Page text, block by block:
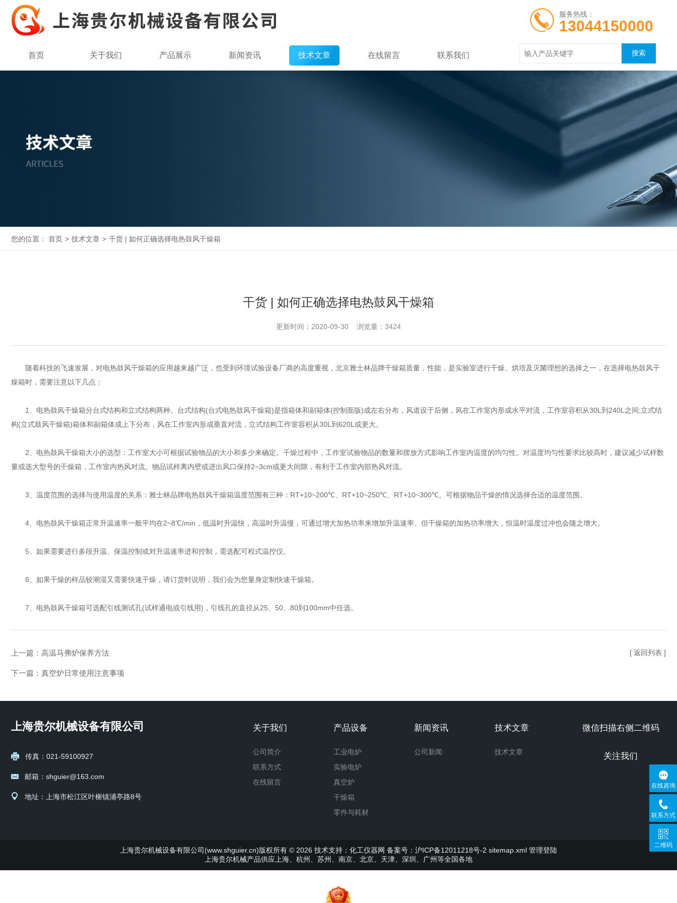
服务热线：
13044150000
首页 关于我们 产品展示 新闻资讯 技术文章 在线留言 联系我们
您的位置： 首页 > 技术文章 > 干货 | 如何正确选择电热鼓风干燥箱
干货 | 如何正确选择电热鼓风干燥箱
更新时间：2020-09-30 浏览量：3424
随着科技的飞速发展，对电热鼓风干燥箱的应用越来越广泛，也受到环境试验设备厂商的高度重视，北京雅士林品牌干燥箱质量，性能，是实验室进行干燥、烘培及灭菌理想的选择之一，在选择电热鼓风干
燥箱时，需要注意以下几点：
1、电热鼓风干燥箱分台式结构和立式结构两种。台式结构(台式电热鼓风干燥箱)是指箱体和副箱体(控制面版)成左右分布，风道设于后侧，风在工作室内形成水平对流，工作室容积从30L到240L之间;立式结
构(立式鼓风干燥箱)箱体和副箱体成上下分布，风在工作室内形成垂直对流，立式结构工作室容积从30L到620L或更大。
2、电热鼓风干燥箱大小的选型：工作室大小可根据试验物品的大小和多少来确定。干燥过程中，工作室试验物品的数量和摆放方式影响工作室内温度的均匀性。对温度均匀性要求比较高时，建议减少试样数
量或选大型号的干燥箱，工作室内热风对流。物品试样离内壁或进出风口保持2~3cm或更大间隙，有利于工作室内部热风对流。
3、温度范围的选择与使用温度的关系：雅士林品牌电热鼓风干燥箱温度范围有三种：RT+10~200℃、RT+10~250℃、RT+10~300℃。可根据物品干燥的情况选择合适的温度范围。
4、电热鼓风干燥箱正常升温速率一般平均在2~8℃/min，低温时升温快，高温时升温慢，可通过增大加热功率来增加升温速率。但干燥箱的加热功率增大，恒温时温度过冲也会随之增大。
5、如果需要进行多段升温、保温控制或对升温速率进和控制，需选配可程式温控仪。
6、如果干燥的样品较潮湿又需要快速干燥，请订货时说明，我们会为您量身定制快速干燥箱。
7、电热鼓风干燥箱可选配引线测试孔(试样通电或引线用)，引线孔的直径从25、50、80到100mm中任选。
上一篇： 高温马弗炉保养方法
下一篇： 真空炉日常使用注意事项
[ 返回列表 ]
上海贵尔机械设备有限公司
传真：021-59100927
邮箱：shguier@163.com
地址：上海市松江区叶榭镇浦亭路8号
微信扫描右侧二维码
关注我们
关于我们
公司简介
联系方式
在线留言
产品设备
工业电炉
实验电炉
真空炉
干燥箱
零件与耗材
新闻资讯
公司新闻
技术文章
技术文章
上海贵尔机械设备有限公司(www.shguier.cn)版权所有 © 2026 技术支持： 化工仪器网 备案号：沪ICP备12011218号-2 sitemap.xml 管理登陆
上海贵尔机械产品供应上海、杭州、苏州、南京、北京、天津、深圳、广州等全国各地
在线咨询
联系方式
二维码